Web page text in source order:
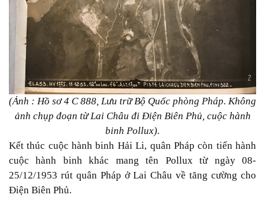
(Ảnh : Hồ sơ 4 C 888, Lưu trữ Bộ Quốc phòng Pháp. Không
ảnh chụp đoạn từ Lai Châu đi Điện Biên Phủ, cuộc hành
binh Pollux).
Kết thúc cuộc hành binh Hải Li, quân Pháp còn tiến hành
cuộc hành binh khác mang tên Pollux từ ngày 08-
25/12/1953 rút quân Pháp ở Lai Châu về tăng cường cho
Điện Biên Phủ.